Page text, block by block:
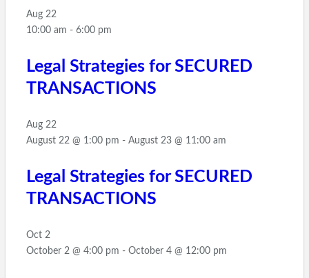
Aug 22
10:00 am - 6:00 pm
Legal Strategies for SECURED
TRANSACTIONS
Aug 22
August 22 @ 1:00 pm - August 23 @ 11:00 am
Legal Strategies for SECURED
TRANSACTIONS
Oct 2
October 2 @ 4:00 pm - October 4 @ 12:00 pm